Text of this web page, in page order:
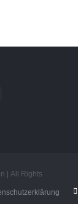
| All Rights